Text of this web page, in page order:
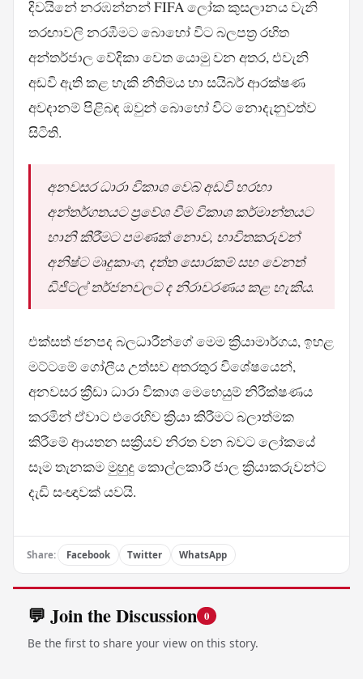
දිවයිනේ නරඹන්නන් FIFA ලෝක කුසලානය වැනි
තරඟාවලි නරඹීමට බොහෝ විට බලපත්‍ර රහිත
අන්තර්ජාල වේදිකා වෙත යොමු වන අතර, එවැනි
අඩවි ඇති කළ හැකි නීතිමය හා සයිබර් ආරක්ෂණ
අවදානම් පිළිබඳ ඔවුන් බොහෝ විට නොදැනුවත්ව
සිටිති.
අනවසර ධාරා විකාශ වෙබ් අඩවි හරහා
අන්තර්ගතයට ප්‍රවේශ වීම විකාශ කර්මාන්තයට
හානි කිරීමට පමණක් නොව, භාවිතකරුවන්
අනිෂ්ට මෘදුකාංග, දත්ත සොරකම් සහ වෙනත්
ඩිජිටල් තර්ජනවලට ද නිරාවරණය කළ හැකිය.
එක්සත් ජනපද බලධාරීන්ගේ මෙම ක්‍රියාමාර්ගය, ඉහළ
මට්ටමේ ගෝලීය උත්සව අතරතුර විශේෂයෙන්,
අනවසර ක්‍රීඩා ධාරා විකාශ මෙහෙයුම් නිරීක්ෂණය
කරමින් ඒවාට එරෙහිව ක්‍රියා කිරීමට බලාත්මක
කිරීමේ ආයතන සක්‍රියව නිරත වන බවට ලෝකයේ
සෑම තැනකම මුහුදු කොල්ලකාරී ජාල ක්‍රියාකරුවන්ට
දැඩි සංඥාවක් යවයි.
Share: Facebook Twitter WhatsApp
💬 Join the Discussion 0
Be the first to share your view on this story.